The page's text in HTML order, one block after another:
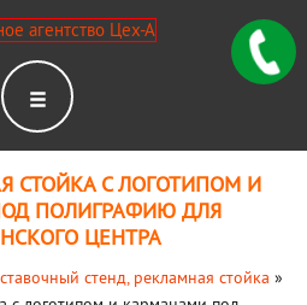
СТОЙКА С ЛОГОТИПОМ И
ПОЛИГРАФИЮ ДЛЯ
ЦЕНТРА
стенд, рекламная стойка »